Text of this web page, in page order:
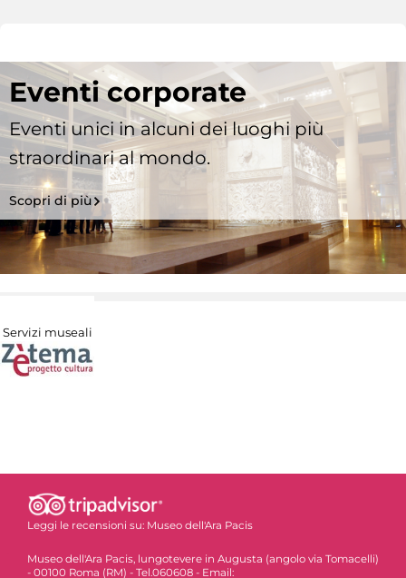
Eventi corporate
Eventi unici in alcuni dei luoghi più
straordinari al mondo.
Scopri di più
Servizi museali
Leggi le recensioni su: Museo dell'Ara Pacis
Museo dell'Ara Pacis, lungotevere in Augusta (angolo via Tomacelli)
- 00100 Roma (RM) - Tel.060608 - Email: